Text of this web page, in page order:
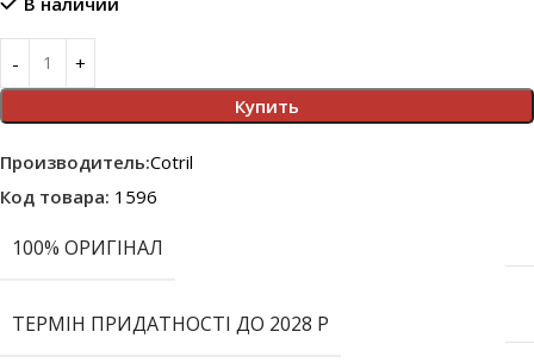
Купить
Производитель:Cotril
Код товара: 1596
100% ОРИГІНАЛ
ТЕРМІН ПРИДАТНОСТІ ДО 2028 Р